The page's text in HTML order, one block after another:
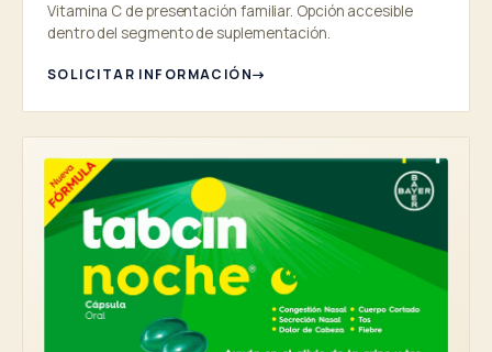
Vitamina C de presentación familiar. Opción accesible
dentro del segmento de suplementación.
SOLICITAR INFORMACIÓN